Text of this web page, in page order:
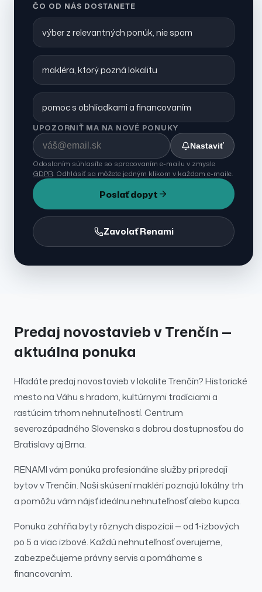
ČO OD NÁS DOSTANETE
výber z relevantných ponúk, nie spam
makléra, ktorý pozná lokalitu
pomoc s obhliadkami a financovaním
UPOZORNIŤ MA NA NOVÉ PONUKY
Nastaviť
Odoslaním súhlasíte so spracovaním e-mailu v zmysle
GDPR. Odhlásiť sa môžete jedným klikom v každom e-maile.
Poslať dopyt
Zavolať Renami
Predaj novostaviebvTrenčín —
aktuálna ponuka
Hľadátepredajnovostaviebv lokaliteTrenčín?Historické
mesto na Váhu s hradom, kultúrnymi tradíciami a
rastúcim trhom nehnuteľností. Centrum
severozápadného Slovenska s dobrou dostupnosťou do
Bratislavy aj Brna.
RENAMI vám ponúka profesionálne služby pripredaji
bytovvTrenčín. Naši skúsení makléri poznajú lokálny trh
a pomôžu vám nájsť ideálnu nehnuteľnosť alebo kupca.
Ponuka zahŕňa byty rôznych dispozícií — od 1-izbových
po 5 a viac izbové.Každú nehnuteľnosť overujeme,
zabezpečujeme právny servis a pomáhame s
financovaním.